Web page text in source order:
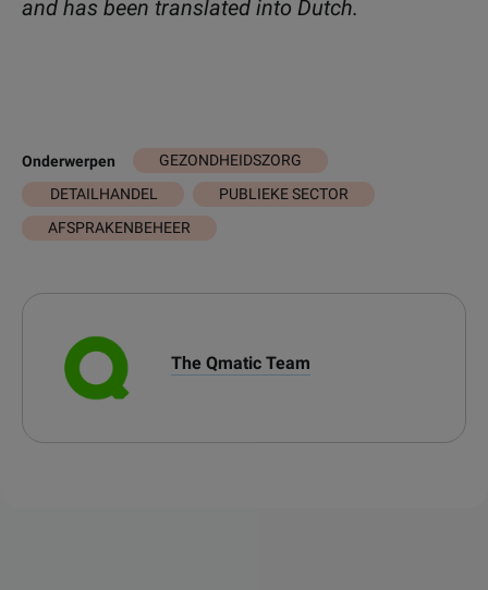
and has been translated into Dutch.
Onderwerpen
GEZONDHEIDSZORG
DETAILHANDEL
PUBLIEKE SECTOR
AFSPRAKENBEHEER
The Qmatic Team